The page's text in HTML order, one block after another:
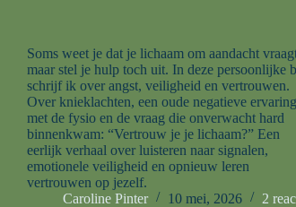
Soms weet je dat je lichaam om aandacht
maar stel je hulp toch uit. In deze persoonlijke
schrijf ik over angst, veiligheid en vertrouwen.
Over knieklachten, een oude negatieve ervaring
met de fysio en de vraag die onverwacht hard
binnenkwam: “Vertrouw je je lichaam?” Een
eerlijk verhaal over luisteren naar signalen,
emotionele veiligheid en opnieuw leren
vertrouwen op jezelf.
Caroline Pinter
10 mei, 2026 2